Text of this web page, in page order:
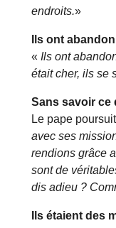
endroits.»
Ils ont
« Ils ont
était cher, ils se
Sans savoir ce
Le pape
avec ses
rendions grâce
sont de
dis adieu ?
Ils étaient des